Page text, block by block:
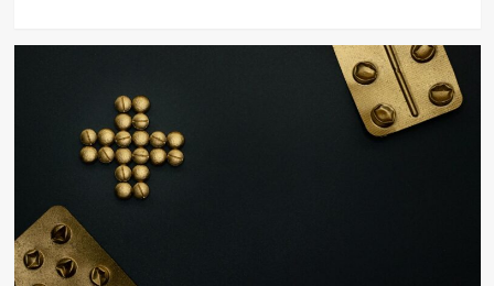
about
totul
despre
alergia
la
pepene